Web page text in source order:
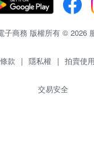
子商務 版權所有 © 2026
款 | 隱私權 | 拍賣使
交易安全